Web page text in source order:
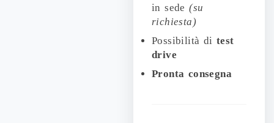
in sede(su
richiesta)
Possibilità di test
drive
Pronta consegna